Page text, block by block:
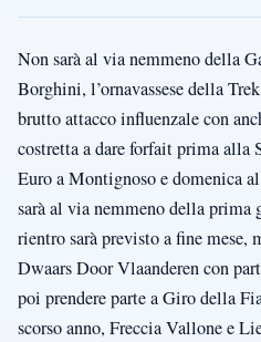
Non sarà al via nemmeno della
Borghini, l’ornavassese della
brutto attacco influenzale con
costretta a dare forfait prima alla
Euro a Montignoso e domenica
sarà al via nemmeno della prima
rientro sarà previsto a fine mese,
Dwaars Door Vlaanderen con
poi prendere parte a Giro della
scorso anno, Freccia Vallone e